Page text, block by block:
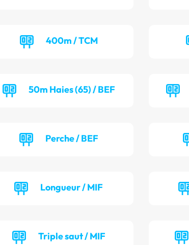
400m / TCM
50m Haies (65) / BEF
Perche / BEF
Longueur / MIF
Triple saut / MIF